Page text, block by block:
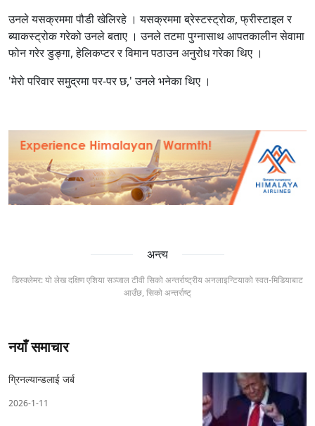
उनले यसक्रममा पौडी खेलिरहे । यसक्रममा ब्रेस्टस्ट्रोक, फ्रीस्टाइल र
ब्याकस्ट्रोक गरेको उनले बताए । उनले तटमा पुग्नासाथ आपतकालीन सेवामा
फोन गरेर डुङ्गा, हेलिकप्टर र विमान पठाउन अनुरोध गरेका थिए ।
'मेरो परिवार समुद्रमा पर-पर छ,' उनले भनेका थिए ।
अन्त्य
डिस्क्लेमर: यो लेख दक्षिण एशिया सञ्जाल टीवी सिको अन्तर्राष्ट्रीय अनलाइन्टियाको स्वत-मिडियाबाट
आउँछ, सिको अन्तर्राष्ट्
नयाँ समाचार
ग्रिनल्यान्डलाई जर्ब
2026-1-11